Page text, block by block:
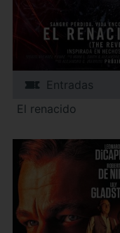
Entradas
El renacido